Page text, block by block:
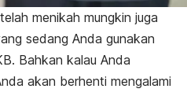
menikah mungkin juga
sedang Anda gunakan
Bahkan kalau Anda
akan berhenti mengalami